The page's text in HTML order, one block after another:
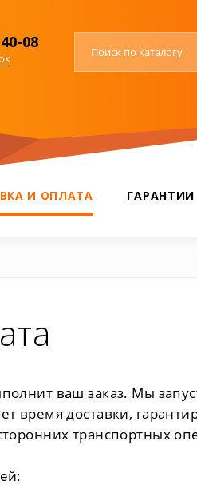
08
И ОПЛАТА ГАРАНТИИ
ваш заказ. Мы
время доставки,
транспортных